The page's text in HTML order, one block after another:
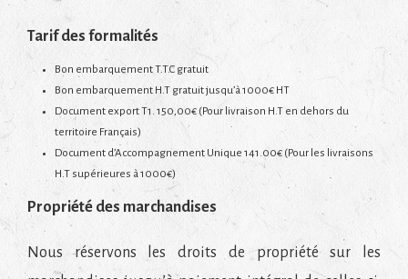
Tarif des formalités
Bon embarquement T.T.C gratuit
Bon embarquement H.T gratuit jusqu’à 1000€ HT
Document export T1. 150,00€ (Pour livraison H.T en dehors du
territoire Français)
Document d’Accompagnement Unique 141.00€ (Pour les livraisons
H.T supérieures à 1000€)
Propriété des marchandises
Nous réservons les droits de propriété sur les